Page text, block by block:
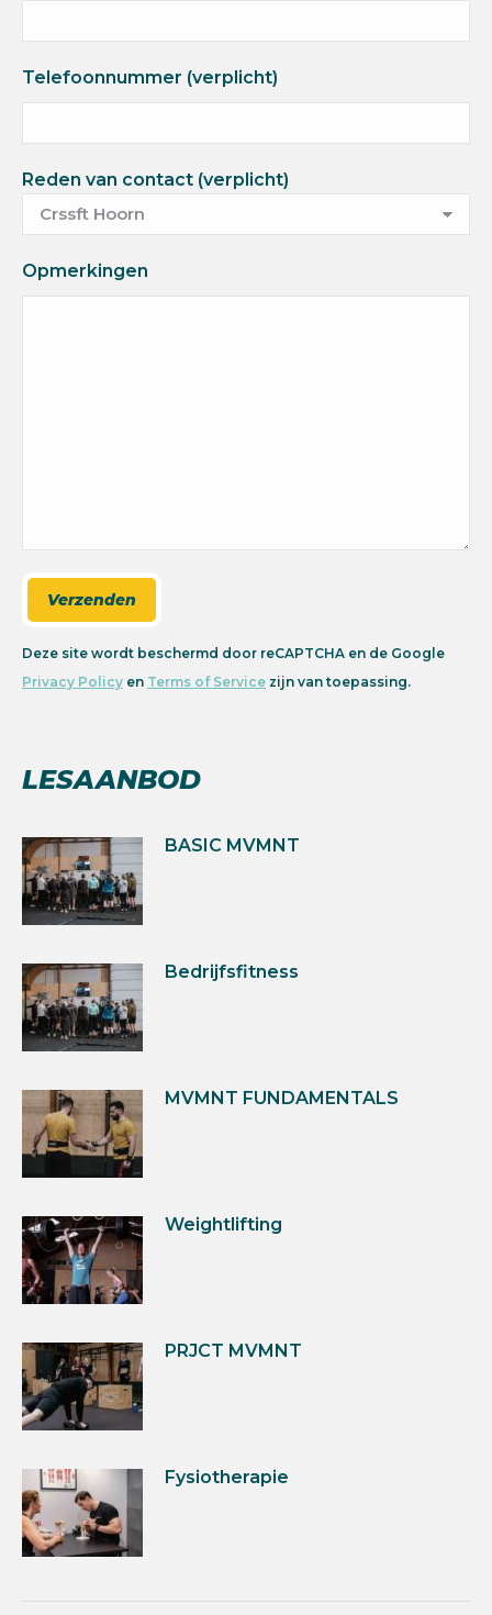
Telefoonnummer (verplicht)
Reden van contact (verplicht)
Opmerkingen
Deze site wordt beschermd door reCAPTCHA en de Google
Privacy Policy en Terms of Service zijn van toepassing.
LESAANBOD
BASIC MVMNT
Bedrijfsfitness
MVMNT FUNDAMENTALS
Weightlifting
PRJCT MVMNT
Fysiotherapie